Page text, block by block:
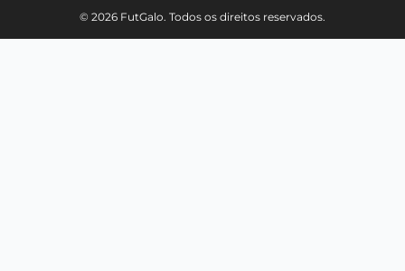
© 2026 FutGalo. Todos os direitos reservados.